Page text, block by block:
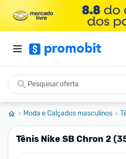
Moda e Calçados masculinos
Tênis Nike SB Chron 2